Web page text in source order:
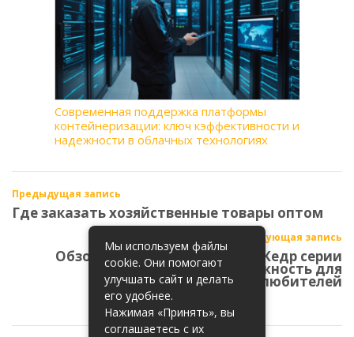
Современная поддержка платформы
контейнеризации: ключ кэффективности и
надежности в облачных технологиях
Предыдущая запись
Где заказать хозяйственные товары оптом
Следующая запись
Обзор сварочных аппаратов Кедр серии
Prime: качество и надежность для
профессионалов и любителей
Мы используем файлы
cookie. Они помогают
улучшать сайт и делать
его удобнее.
Нажимая «Принять», вы
соглашаетесь с их